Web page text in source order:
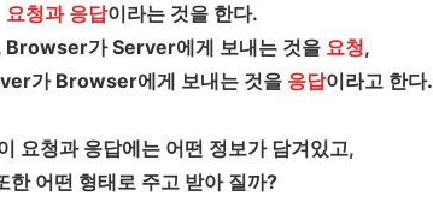
요청과 응답이라는 것을 한다.
Browser가 Server에게 보내는 것을 요청,
가 Browser에게 보내는 것을 응답이라고 한다.
요청과 응답에는 어떤 정보가 담겨있고,
한 어떤 형태로 주고 받아 질까?